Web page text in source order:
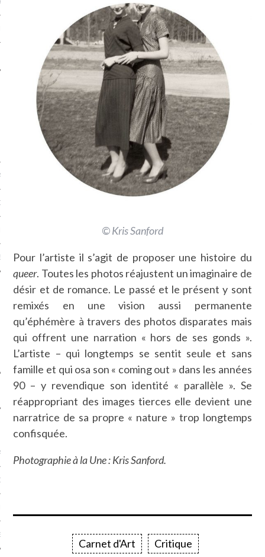
CARAVELLE
PODCAST
SUIVEZ-NOUS
CARAVELLE
CARAVELLE
PODCAST
© Kris Sanford
Pour l’artiste il s’agit de proposer une histoire du
queer. Toutes les photos réajustent un imaginaire de
désir et de romance. Le passé et le présent y sont
remixés en une vision aussi permanente
qu’éphémère à travers des photos disparates mais
qui offrent une narration « hors de ses gonds ».
L’artiste – qui longtemps se sentit seule et sans
famille et qui osa son « coming out » dans les années
90 – y revendique son identité « parallèle ». Se
réappropriant des images tierces elle devient une
narratrice de sa propre « nature » trop longtemps
confisquée.
Photographie à la Une : Kris Sanford.
Carnet d'Art Critique